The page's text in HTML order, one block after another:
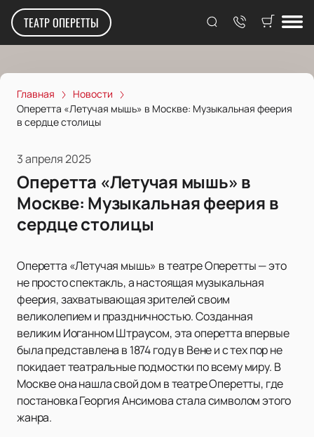
ТЕАТР ОПЕРЕТТЫ
Главная
Новости
Оперетта «Летучая мышь» в Москве: Музыкальная феерия
в сердце столицы
3 апреля 2025
Оперетта «Летучая мышь» в
Москве: Музыкальная феерия в
сердце столицы
Оперетта «Летучая мышь» в театре Оперетты — это
не просто спектакль, а настоящая музыкальная
феерия, захватывающая зрителей своим
великолепием и праздничностью. Созданная
великим Иоганном Штраусом, эта оперетта впервые
была представлена в 1874 году в Вене и с тех пор не
покидает театральные подмостки по всему миру. В
Москве она нашла свой дом в театре Оперетты, где
постановка Георгия Ансимова стала символом этого
жанра.